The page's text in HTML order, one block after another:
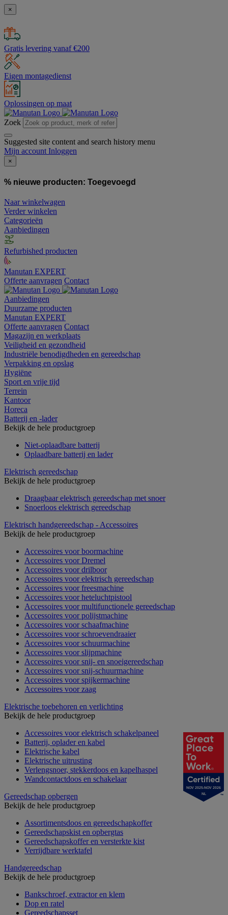
×
Gratis levering vanaf €200
Eigen montagedienst
Oplossingen op maat
Zoek
Suggested site content and search history menu
Mijn account Inloggen
×
% nieuwe producten: Toegevoegd
Naar winkelwagen
Verder winkelen
Categorieën
Aanbiedingen
Refurbished producten
Manutan EXPERT
Offerte aanvragen Contact
Aanbiedingen
Duurzame producten
Manutan EXPERT
Offerte aanvragen Contact
Magazijn en werkplaats
Veiligheid en gezondheid
Industriële benodigdheden en gereedschap
Verpakking en opslag
Hygiëne
Sport en vrije tijd
Terrein
Kantoor
Horeca
Batterij en -lader
Bekijk de hele productgroep
Niet-oplaadbare batterij
Oplaadbare batterij en lader
Elektrisch gereedschap
Bekijk de hele productgroep
Draagbaar elektrisch gereedschap met snoer
Snoerloos elektrisch gereedschap
Elektrisch handgereedschap - Accessoires
Bekijk de hele productgroep
Accessoires voor boormachine
Accessoires voor Dremel
Accessoires voor drilboor
Accessoires voor elektrisch gereedschap
Accessoires voor freesmachine
Accessoires voor heteluchtpistool
Accessoires voor multifunctionele gereedschap
Accessoires voor polijstmachine
Accessoires voor schaafmachine
Accessoires voor schroevendraaier
Accessoires voor schuurmachine
Accessoires voor slijpmachine
Accessoires voor snij- en snoeigereedschap
Accessoires voor snij-schuurmachine
Accessoires voor spijkermachine
Accessoires voor zaag
Elektrische toebehoren en verlichting
Bekijk de hele productgroep
Accessoires voor elektrisch schakelpaneel
Batterij, oplader en kabel
Elektrische kabel
Elektrische uitrusting
Verlengsnoer, stekkerdoos en kapelhaspel
Wandcontactdoos en schakelaar
Gereedschap opbergen
Bekijk de hele productgroep
Assortimentsdoos en gereedschapkoffer
Gereedschapskist en opbergtas
Gereedschapskoffer en versterkte kist
Verrijdbare werktafel
Handgereedschap
Bekijk de hele productgroep
Bankschroef, extractor en klem
Dop en ratel
Gereedschapsset
NOV 2025-NOV 2026
NL